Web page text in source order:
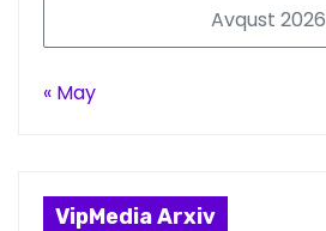
Avqust 2026
« May
VipMedia Arxiv